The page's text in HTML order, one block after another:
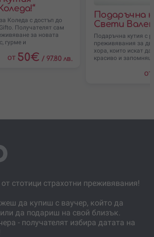
иска да използва.
прави според условията, свободните
на избраното преживяване.
в селекцията могат да се променят
наличност и партньорски условия.
Коледа с достъп до
Получателят сам
за новата
гурме и
от 50€ / 97.80 лв.
Подаръчна
Свети
Подаръчна кутия с
преживявания за
хора, които искат
красиво и
от
стотици страхотни преживявания!
да купиш с ваучер, който да
да подариш на свой близък.
- получателят избира датата на